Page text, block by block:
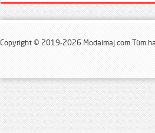
Copyright © 2019-2026 Modaimaj.com Tüm